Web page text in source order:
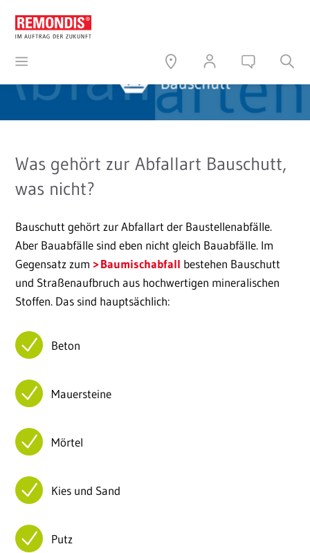
Was gehört zur Abfallart Bauschutt,
was nicht?
Bauschutt gehört zur Abfallart der Baustellenabfälle.
Aber Bauabfälle sind eben nicht gleich Bauabfälle. Im
Gegensatz zum
Baumischabfall bestehen Bauschutt
und Straßenaufbruch aus hochwertigen mineralischen
Stoffen. Das sind hauptsächlich:
Beton
Mauersteine
Mörtel
Kies und Sand
Putz